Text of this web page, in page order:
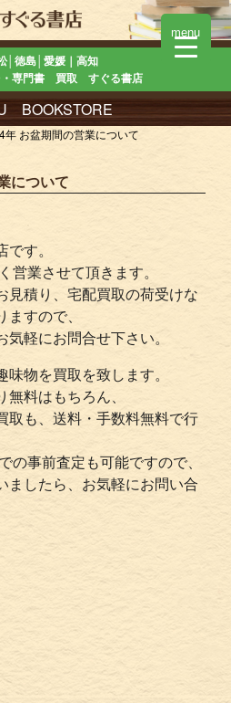
│徳島│愛媛｜高知
・専門書 買取 すぐる書店
BOOKSTORE
年 お盆期間の営業について
について
す。
営業させて頂きます。
見積り、宅配買取の荷受けな
すので、
軽にお問合せ下さい。
物を買取を致します。
料はもちろん、
取も、送料・手数料無料で行
の事前査定も可能ですので、
ましたら、お気軽にお問い合
menu